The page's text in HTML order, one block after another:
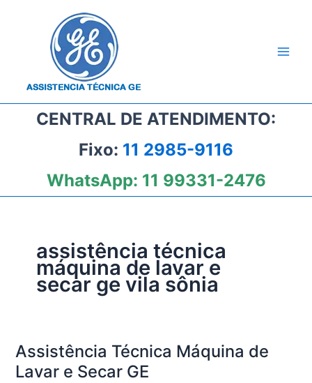
CENTRAL DE ATENDIMENTO:
Fixo: 11 2985-9116
WhatsApp: 11 99331-2476
assistência técnica
máquina de lavar e
secar ge vila sônia
Assistência Técnica Máquina de
Lavar e Secar GE